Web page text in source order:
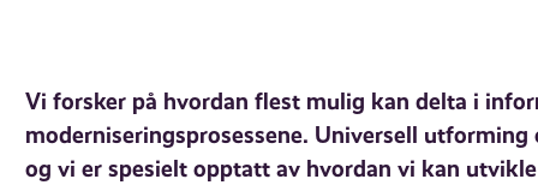
Vi forsker på hvordan flest mulig kan delta i
moderniseringsprosessene. Universell utforming
og vi er spesielt opptatt av hvordan vi kan